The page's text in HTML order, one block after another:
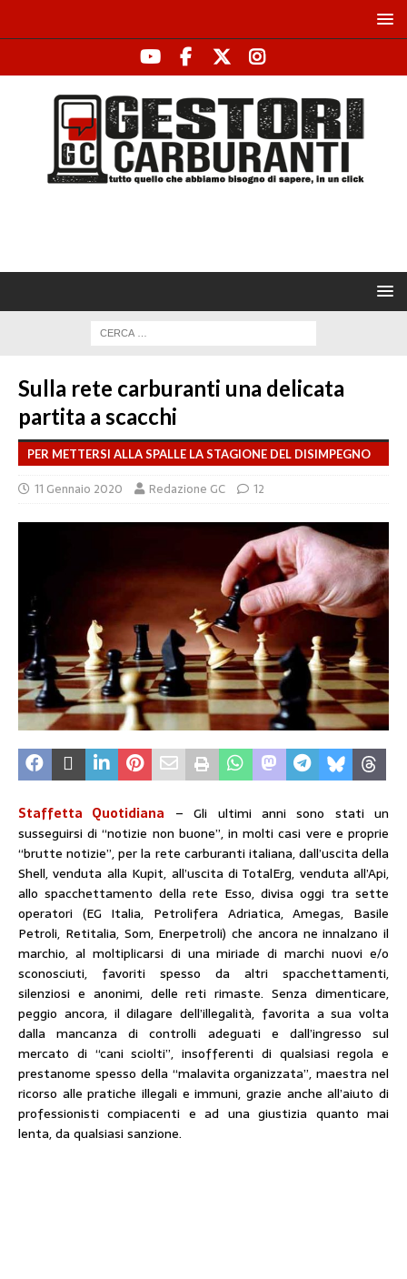
Sulla rete carburanti una delicata
partita a scacchi
PER METTERSI ALLA SPALLE LA STAGIONE DEL DISIMPEGNO
11 Gennaio 2020 Redazione GC 12
Staffetta Quotidiana – Gli ultimi anni sono stati un
susseguirsi di “notizie non buone”, in molti casi vere e proprie
“brutte notizie”, per la rete carburanti italiana, dall’uscita della
Shell, venduta alla Kupit, all’uscita di TotalErg, venduta all’Api,
allo spacchettamento della rete Esso, divisa oggi tra sette
operatori (EG Italia, Petrolifera Adriatica, Amegas, Basile
Petroli, Retitalia, Som, Enerpetroli) che ancora ne innalzano il
marchio, al moltiplicarsi di una miriade di marchi nuovi e/o
sconosciuti, favoriti spesso da altri spacchettamenti,
silenziosi e anonimi, delle reti rimaste. Senza dimenticare,
peggio ancora, il dilagare dell’illegalità, favorita a sua volta
dalla mancanza di controlli adeguati e dall’ingresso sul
mercato di “cani sciolti”, insofferenti di qualsiasi regola e
prestanome spesso della “malavita organizzata”, maestra nel
ricorso alle pratiche illegali e immuni, grazie anche all’aiuto di
professionisti compiacenti e ad una giustizia quanto mai
lenta, da qualsiasi sanzione.